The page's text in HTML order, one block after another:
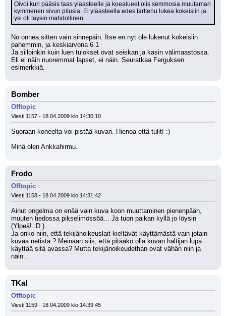
Oivoi kun pääsis taas yläasteelle ja koealueet olis semmosia muutaman
kymmenen sivun pitusia. Ei yläasteella edes tarttenu lukea kokeisiin ja
ysi oli täysin mahdollinen.
No onnea sitten vain sinnepäin. Itse en nyt ole lukenut kokeisiin
pahemmin, ja keskiarvona 6.1
Ja silloinkin kuin luen tulokset ovat seiskan ja kasin välimaastossa.
Eli ei näin nuoremmat lapset, ei näin. Seuratkaa Ferguksen
esimerkkiä.
Bomber
Offtopic
Viesti 1157 - 18.04.2009 klo 14:30:10
Suoraan koneelta voi pistää kuvan. Hienoa että tulit! :)
Minä olen Ankkahirmu.
Frodo
Offtopic
Viesti 1158 - 18.04.2009 klo 14:31:42
Ainut ongelma on enää vain kuva koon muuttaminen pienenpään,
muuten tiedossa pikselimössöä... Ja tuon paikan kyllä jo löysin
(Ylpeä! :D ).
Ja onko niin, että tekijänoikeuslait kieltävät käyttämästä vain jotain
kuvaa netistä ? Meinaan siis, että pitääkö olla kuvan haltijan lupa
käyttää sitä avassa? Mutta tekijänoikeudethan ovat vähän niin ja
näin...
TKal
Offtopic
Viesti 1159 - 18.04.2009 klo 14:39:45